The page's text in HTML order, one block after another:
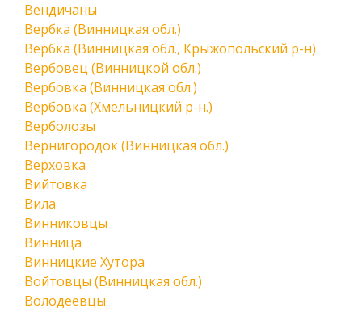
Вендичаны
Вербка (Винницкая обл.)
Вербка (Винницкая обл., Крыжопольский р-н)
Вербовец (Винницкой обл.)
Вербовка (Винницкая обл.)
Вербовка (Хмельницкий р-н.)
Верболозы
Вернигородок (Винницкая обл.)
Верховка
Вийтовка
Вила
Винниковцы
Винница
Винницкие Хутора
Войтовцы (Винницкая обл.)
Володеевцы